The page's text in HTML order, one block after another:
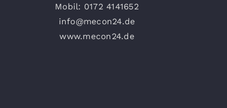
Mobil: 0172 4141652
info@mecon24.de
www.mecon24.de